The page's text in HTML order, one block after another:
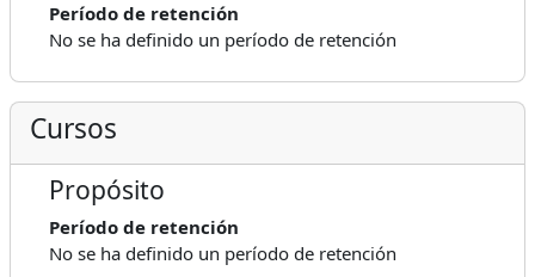
Período de retención
No se ha definido un período de retención
Cursos
Propósito
Período de retención
No se ha definido un período de retención